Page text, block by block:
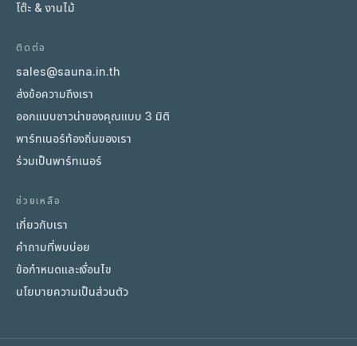
โต๊ะ & งานไม้
ติดต่อ
sales@sauna.in.th
ส่งข้อความถึงเรา
ออกแบบซาวน่าของคุณแบบ 3 มิติ
พาร์ทเนอร์ท้องถิ่นของเรา
ร่วมเป็นพาร์ทเนอร์
ช่วยเหลือ
เกี่ยวกับเรา
คำถามที่พบบ่อย
ข้อกำหนดและเงื่อนไข
นโยบายความเป็นส่วนตัว